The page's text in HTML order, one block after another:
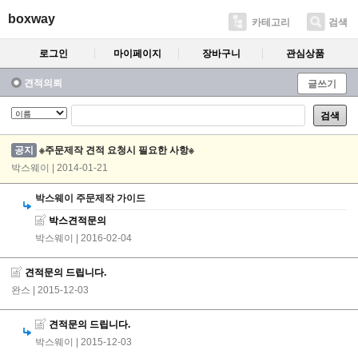
boxway 카테고리 검색
로그인 마이페이지 장바구니 관심상품
견적의뢰 글쓰기
검색
공지 ※주문제작 견적 요청시 필요한 사항※
박스웨이 | 2014-01-21
박스웨이 주문제작 가이드
박스견적문의
박스웨이 | 2016-02-04
견적문의 드립니다.
완스 | 2015-12-03
견적문의 드립니다.
박스웨이 | 2015-12-03